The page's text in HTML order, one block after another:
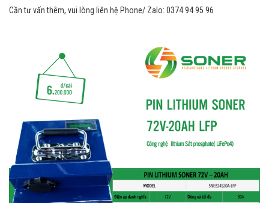
Cần tư vấn thêm, vui lòng liên hệ Phone/ Zalo: 0374 94 95 96